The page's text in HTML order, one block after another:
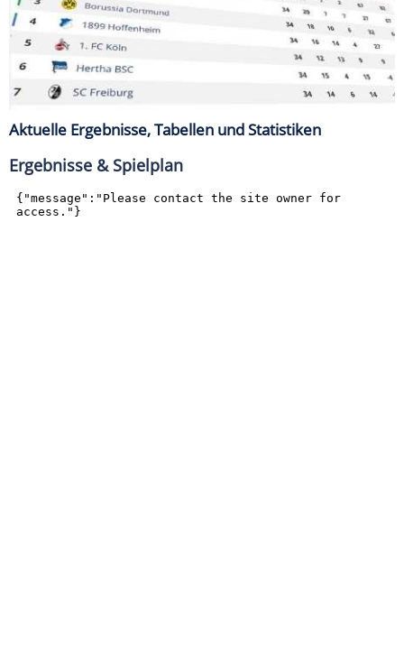
Aktuelle Ergebnisse, Tabellen und Statistiken
Ergebnisse & Spielplan